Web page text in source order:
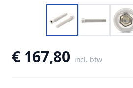
€ 167,80 incl. btw